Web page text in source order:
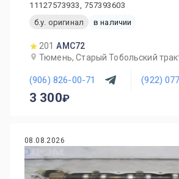
11127573933, 757393603
б.у. оригинал
в наличии
201 AMC72
Тюмень, Старый Тобольский
(906) 826-00-71 (922)
3 300
08.08.2026